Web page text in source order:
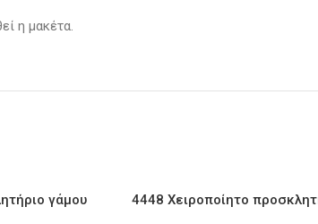
η μακέτα.
γάμου 4448 Χειροποίητο